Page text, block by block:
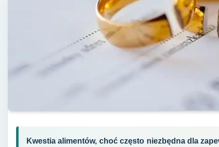
Kwestia alimentów, choć często niezbędna dla